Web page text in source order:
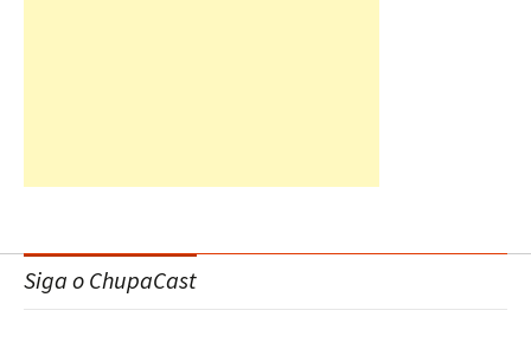
Siga o ChupaCast